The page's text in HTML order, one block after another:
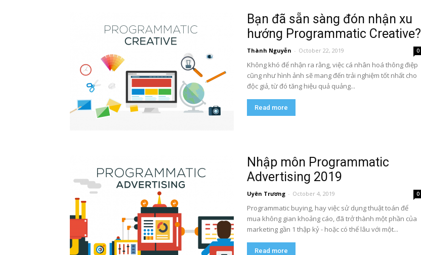
Bạn đã sẵn sàng đón nhận xu
hướng Programmatic Creative?
Thành Nguyễn - October 22, 2019 0
Không khó để nhận ra rằng, việc cá nhân hoá thông điệp
cũng như hình ảnh sẽ mang đến trải nghiệm tốt nhất cho
độc giả, từ đó tăng hiệu quả quảng...
Read more
Nhập môn Programmatic
Advertising 2019
Uyên Trương - October 4, 2019 0
Programmatic buying, hay việc sử dụng thuật toán để
mua không gian khoảng cáo, đã trở thành một phần của
marketing gần 1 thập kỷ - hoặc có thể lâu với một...
Read more